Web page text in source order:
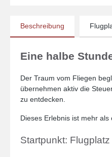
Beschreibung
Eine halbe
Der Traum vom Fliegen
übernehmen aktiv die
zu entdecken.
Dieses Erlebnis ist mehr
Startpunkt: